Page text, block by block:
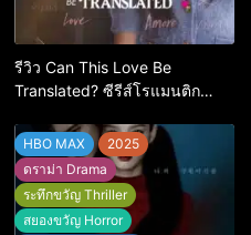
รีวิว Can This Love Be
Translated? ซีรีส์โรแมนติก
‘ภาษา’ จะบอกได้
HBO MAX
2025
ดราม่า Drama
ระทึกขวัญ Thriller
สยองขวัญ Horror